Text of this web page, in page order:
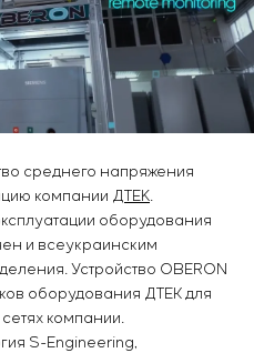
моделей объектов
алгоритмов
среднего напряжения
компании ДТEK.
оборудования
и всеукраинским
Устройство OBERON
оборудования ДТЕК для
компании.
S-Engineering,